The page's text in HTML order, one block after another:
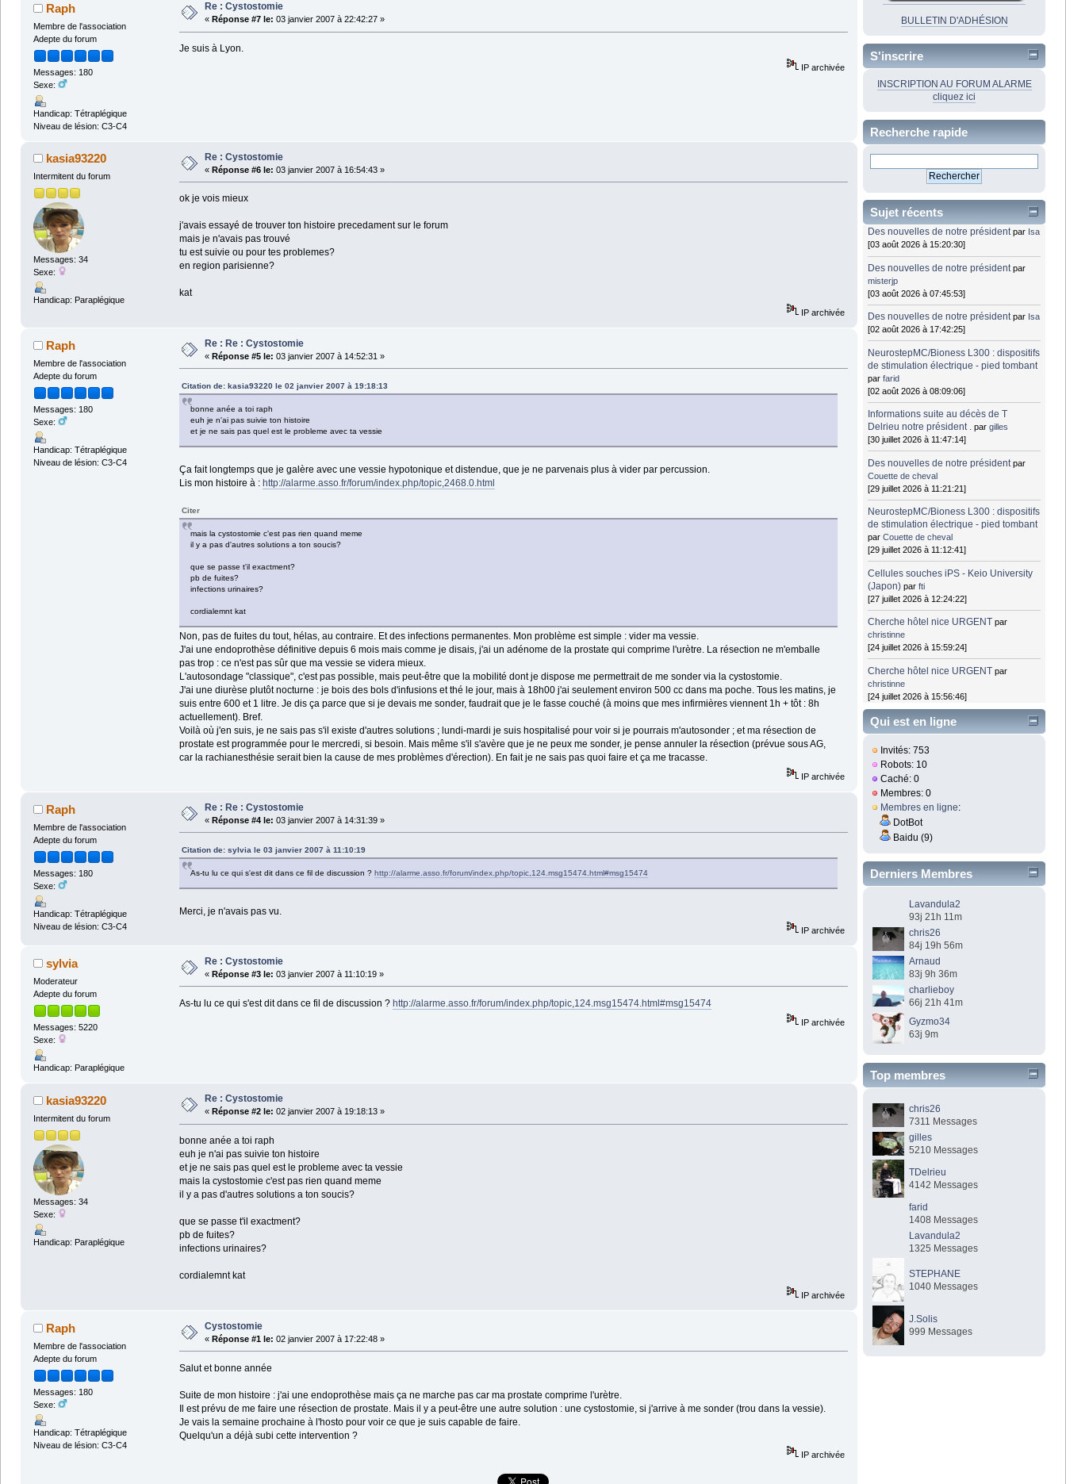
Raph
Membre de l'association
Adepte du forum
Messages: 180
Sexe:
Handicap: Tétraplégique
Niveau de lésion: C3-C4
Re : Cystostomie
« Réponse #7 le: 03 janvier 2007 à 22:42:27 »
Je suis à Lyon.
IP archivée
kasia93220
Intermitent du forum
Messages: 34
Sexe:
Handicap: Paraplégique
Re : Cystostomie
« Réponse #6 le: 03 janvier 2007 à 16:54:43 »
ok je vois mieux
j'avais essayé de trouver ton histoire precedament sur le forum
mais je n'avais pas trouvé
tu est suivie ou pour tes problemes?
en region parisienne?
kat
IP archivée
Raph
Membre de l'association
Adepte du forum
Messages: 180
Sexe:
Handicap: Tétraplégique
Niveau de lésion: C3-C4
Re : Re : Cystostomie
« Réponse #5 le: 03 janvier 2007 à 14:52:31 »
Citation de: kasia93220 le 02 janvier 2007 à 19:18:13
bonne anée a toi raph
euh je n'ai pas suivie ton histoire
et je ne sais pas quel est le probleme avec ta vessie
Ça fait longtemps que je galère avec une vessie hypotonique et distendue, que je ne parvenais plus à vider par percussion.
Lis mon histoire à : http://alarme.asso.fr/forum/index.php/topic,2468.0.html
Citer
mais la cystostomie c'est pas rien quand meme
il y a pas d'autres solutions a ton soucis?
que se passe t'il exactment?
pb de fuites?
infections urinaires?
cordialemnt kat
Non, pas de fuites du tout, hélas, au contraire. Et des infections permanentes. Mon problème est simple : vider ma vessie.
J'ai une endoprothèse définitive depuis 6 mois mais comme je disais, j'ai un adénome de la prostate qui comprime l'urètre. La résection ne m'emballe
pas trop : ce n'est pas sûr que ma vessie se videra mieux.
L'autosondage "classique", c'est pas possible, mais peut-être que la mobilité dont je dispose me permettrait de me sonder via la cystostomie.
J'ai une diurèse plutôt nocturne : je bois des bols d'infusions et thé le jour, mais à 18h00 j'ai seulement environ 500 cc dans ma poche. Tous les matins, je
suis entre 600 et 1 litre. Je dis ça parce que si je devais me sonder, faudrait que je le fasse couché (à moins que mes infirmières viennent 1h + tôt : 8h
actuellement). Bref.
Voilà où j'en suis, je ne sais pas s'il existe d'autres solutions ; lundi-mardi je suis hospitalisé pour voir si je pourrais m'autosonder ; et ma résection de
prostate est programmée pour le mercredi, si besoin. Mais même s'il s'avère que je ne peux me sonder, je pense annuler la résection (prévue sous AG,
car la rachianesthésie serait bien la cause de mes problèmes d'érection). En fait je ne sais pas quoi faire et ça me tracasse.
IP archivée
Raph
Membre de l'association
Adepte du forum
Messages: 180
Sexe:
Handicap: Tétraplégique
Niveau de lésion: C3-C4
Re : Re : Cystostomie
« Réponse #4 le: 03 janvier 2007 à 14:31:39 »
Citation de: sylvia le 03 janvier 2007 à 11:10:19
As-tu lu ce qui s'est dit dans ce fil de discussion ? http://alarme.asso.fr/forum/index.php/topic,124.msg15474.html#msg15474
Merci, je n'avais pas vu.
IP archivée
sylvia
Moderateur
Adepte du forum
Messages: 5220
Sexe:
Handicap: Paraplégique
Re : Cystostomie
« Réponse #3 le: 03 janvier 2007 à 11:10:19 »
As-tu lu ce qui s'est dit dans ce fil de discussion ? http://alarme.asso.fr/forum/index.php/topic,124.msg15474.html#msg15474
IP archivée
kasia93220
Intermitent du forum
Messages: 34
Sexe:
Handicap: Paraplégique
Re : Cystostomie
« Réponse #2 le: 02 janvier 2007 à 19:18:13 »
bonne anée a toi raph
euh je n'ai pas suivie ton histoire
et je ne sais pas quel est le probleme avec ta vessie
mais la cystostomie c'est pas rien quand meme
il y a pas d'autres solutions a ton soucis?
que se passe t'il exactment?
pb de fuites?
infections urinaires?
cordialemnt kat
IP archivée
Raph
Membre de l'association
Adepte du forum
Messages: 180
Sexe:
Handicap: Tétraplégique
Niveau de lésion: C3-C4
Cystostomie
« Réponse #1 le: 02 janvier 2007 à 17:22:48 »
Salut et bonne année
Suite de mon histoire : j'ai une endoprothèse mais ça ne marche pas car ma prostate comprime l'urètre.
Il est prévu de me faire une résection de prostate. Mais il y a peut-être une autre solution : une cystostomie, si j'arrive à me sonder (trou dans la vessie).
Je vais la semaine prochaine à l'hosto pour voir ce que je suis capable de faire.
Quelqu'un a déjà subi cette intervention ?
IP archivée
BULLETIN D'ADHÉSION
S'inscrire
INSCRIPTION AU FORUM ALARME
cliquez ici
Recherche rapide
Sujet récents
Des nouvelles de notre président par Isa
[03 août 2026 à 15:20:30]
Des nouvelles de notre président par
misterjp
[03 août 2026 à 07:45:53]
Des nouvelles de notre président par Isa
[02 août 2026 à 17:42:25]
NeurostepMC/Bioness L300 : dispositifs
de stimulation électrique - pied tombant
parfarid
[02 août 2026 à 08:09:06]
Informations suite au décès de T
Delrieu notre président . pargilles
[30 juillet 2026 à 11:47:14]
Des nouvelles de notre président par
Couette de cheval
[29 juillet 2026 à 11:21:21]
NeurostepMC/Bioness L300 : dispositifs
de stimulation électrique - pied tombant
parCouette de cheval
[29 juillet 2026 à 11:12:41]
Cellules souches iPS - Keio University
(Japon) parfti
[27 juillet 2026 à 12:24:22]
Cherche hôtel nice URGENT par
christinne
[24 juillet 2026 à 15:59:24]
Cherche hôtel nice URGENT par
christinne
[24 juillet 2026 à 15:56:46]
Qui est en ligne
Invités: 753
Robots: 10
Caché: 0
Membres: 0
Membres en ligne:
DotBot
Baidu (9)
Derniers Membres
Lavandula2
93j 21h 11m
chris26
84j 19h 56m
Arnaud
83j 9h 36m
charlieboy
66j 21h 41m
Gyzmo34
63j 9m
Top membres
chris26
7311 Messages
gilles
5210 Messages
TDelrieu
4142 Messages
farid
1408 Messages
Lavandula2
1325 Messages
STEPHANE
1040 Messages
J.Solis
999 Messages